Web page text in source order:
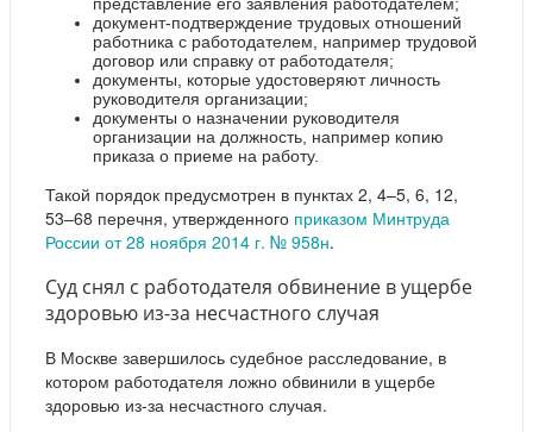
представление его заявления работодателем;
документ-подтверждение трудовых отношений
работника с работодателем, например трудовой
договор или справку от работодателя;
документы, которые удостоверяют личность
руководителя организации;
документы о назначении руководителя
организации на должность, например копию
приказа о приеме на работу.
Такой порядок предусмотрен в пунктах 2, 4–5, 6, 12,
53–68 перечня, утвержденного приказом Минтруда
России от 28 ноября 2014 г. № 958н.
Суд снял с работодателя обвинение в ущербе
здоровью из-за несчастного случая
В Москве завершилось судебное расследование, в
котором работодателя ложно обвинили в ущербе
здоровью из-за несчастного случая.